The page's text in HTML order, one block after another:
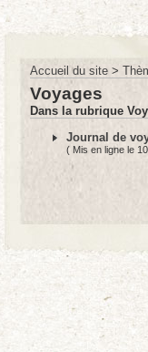
Accueil du site >
Voyages
Dans la rubrique
Journal de
( Mis en ligne le